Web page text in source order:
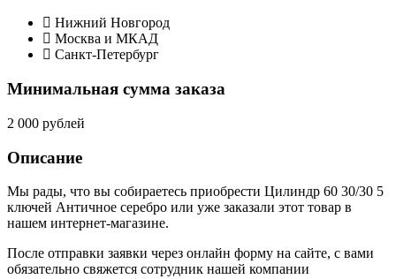
Нижний Новгород
Москва и МКАД
Санкт-Петербург
Минимальная сумма заказа
2 000 рублей
Описание
Мы рады, что вы собираетесь приобрести Цилиндр 60 30/30 5
ключей Античное серебро или уже заказали этот товар в
нашем интернет-магазине.
После отправки заявки через онлайн форму на сайте, с вами
обязательно свяжется сотрудник нашей компании